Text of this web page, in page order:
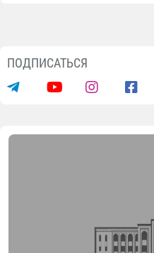
ПОДПИСАТЬСЯ